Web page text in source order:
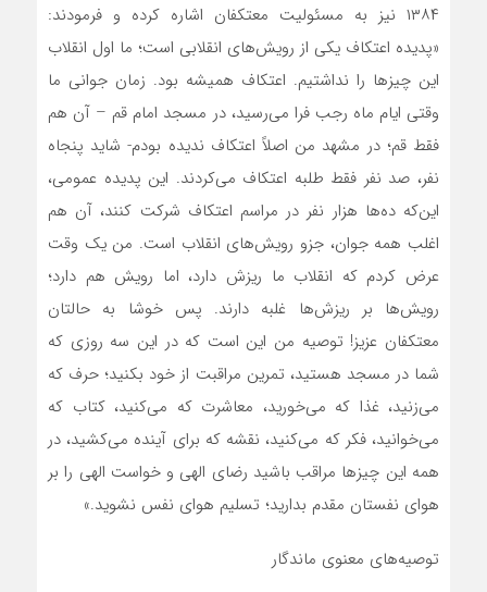
۱۳۸۴ نیز به مسئولیت معتکفان اشاره کرده و فرمودند:
«پدیده اعتکاف یکی از رویش‌های انقلابی است؛ ما اول انقلاب
این چیزها را نداشتیم. اعتکاف همیشه بود. زمان جوانی ما
وقتی ایام ماه رجب فرا می‌رسید، در مسجد امام قم – آن هم
فقط قم؛ در مشهد من اصلاً اعتکاف ندیده بودم- شاید پنجاه
نفر، صد نفر فقط طلبه اعتکاف می‌کردند. این پدیده عمومی،
این‌که ده‌ها هزار نفر در مراسم اعتکاف شرکت کنند، آن هم
اغلب همه جوان، جزو رویش‌های انقلاب است. من یک وقت
عرض کردم که انقلاب ما ریزش دارد، اما رویش هم دارد؛
رویش‌ها بر ریزش‌ها غلبه دارند. پس خوشا به حالتان
معتکفان عزیز! توصیه من این است که در این سه روزی که
شما در مسجد هستید، تمرین مراقبت از خود بکنید؛ حرف که
می‌زنید، غذا که می‌خورید، معاشرت که می‌کنید، کتاب که
می‌خوانید، فکر که می‌کنید، نقشه که برای آینده می‌کشید، در
همه این چیزها مراقب باشید رضای الهی و خواست الهی را بر
هوای نفستان مقدم بدارید؛ تسلیم هوای نفس نشوید.»
توصیه‌های معنوی ماندگار